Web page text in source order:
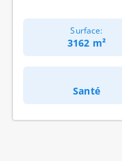
Surface:
3162 m²
Santé